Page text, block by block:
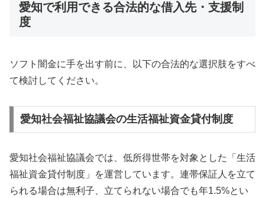
愛知で利用できる合法的な借入先・支援制
度
ソフト闇金に手を出す前に、以下の合法的な選択肢をすべ
て検討してください。
愛知社会福祉協議会の生活福祉資金貸付制度
愛知社会福祉協議会では、低所得世帯を対象とした「生活
福祉資金貸付制度」を運営しています。連帯保証人を立て
られる場合は無利子、立てられない場合でも年1.5%とい